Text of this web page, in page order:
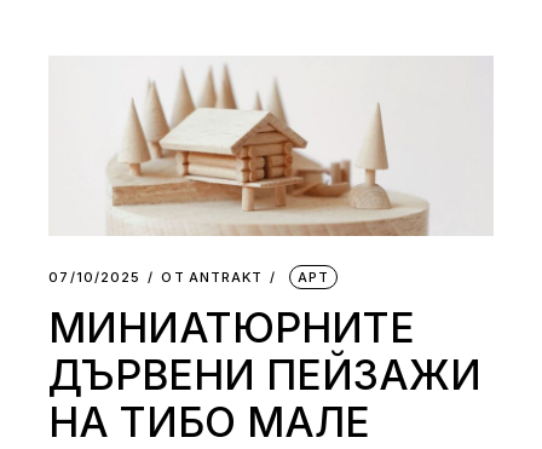
07/10/2025 ОТ АNTRAKT АРТ
МИНИАТЮРНИТЕ
ДЪРВЕНИ ПЕЙЗАЖИ
НА ТИБО МАЛЕ